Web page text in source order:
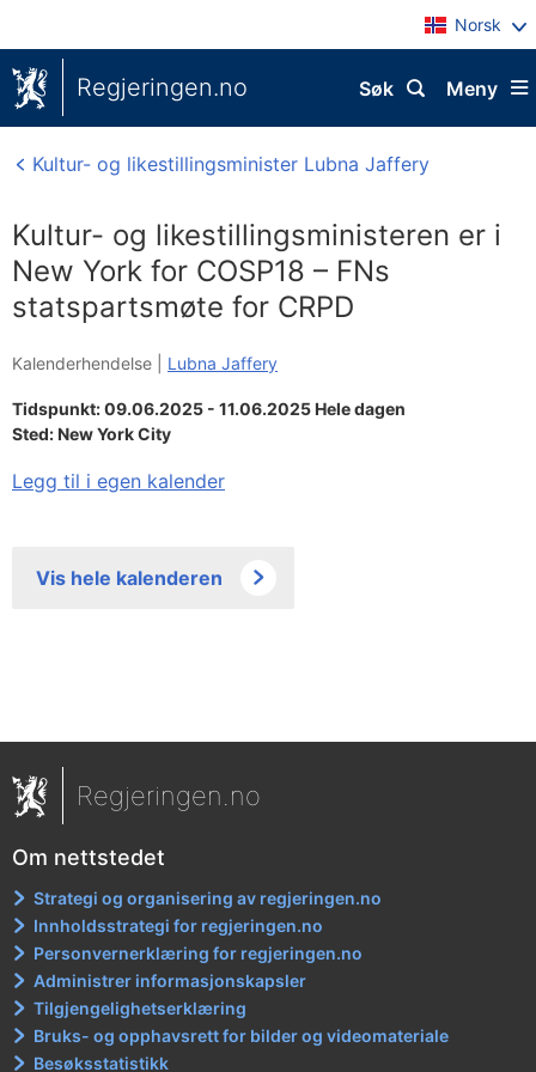
Norsk
Regjeringen.no Meny
Søk
Kultur- og likestillingsminister Lubna Jaffery
Kultur- og likestillingsministeren er i
New York for COSP18 – FNs
statspartsmøte for CRPD
Kalenderhendelse | Lubna Jaffery
Tidspunkt: 09.06.2025 - 11.06.2025 Hele dagen
Sted:New York City
Legg til i egen kalender
Vis hele kalenderen
Regjeringen.no
Om nettstedet
Strategi og organisering av regjeringen.no
Innholdsstrategi for regjeringen.no
Personvernerklæring for regjeringen.no
Administrer informasjonskapsler
Tilgjengelighetserklæring
Bruks- og opphavsrett for bilder og videomateriale
Besøksstatistikk